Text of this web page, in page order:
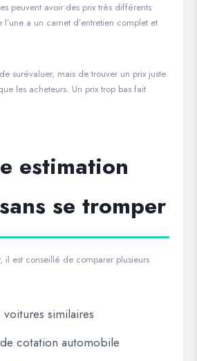
peuvent avoir des prix très différents
a un carnet d’entretien complet et
surévaluer, mais de trouver un prix juste.
les acheteurs. Un prix trop bas fait
estimation
se tromper
il est conseillé de comparer plusieurs
similaires
cotation automobile